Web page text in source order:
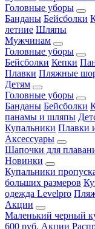
Головные уборы
Банданы Бейсболки
летние Шляпы
Мужчинам
Головные уборы
Бейсболки Кепки
Плавки Пляжные
Детям
Головные уборы
Банданы Бейсболки
панамы и шляпы
Купальники Плавки
Аксессуары
Шапочки для
Новинки
Купальники
больших размеров
одежда Levelpro
Акции
Маленький черный
600 руб. Акции